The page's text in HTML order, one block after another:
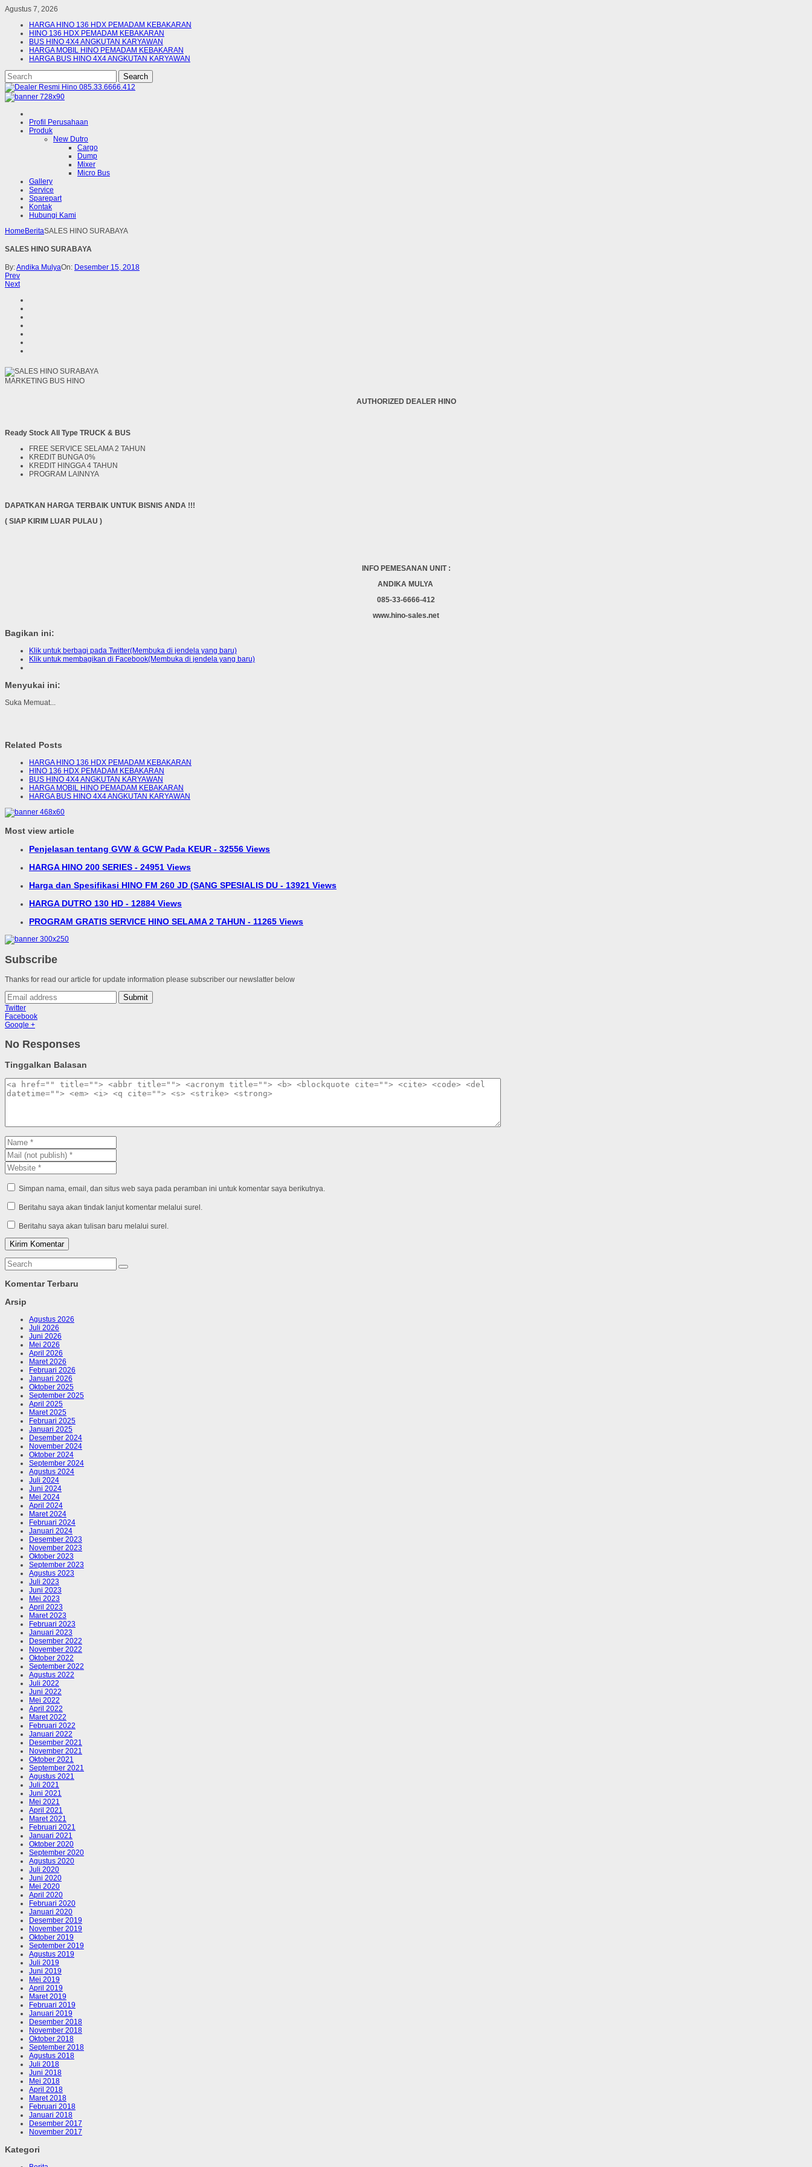
Agustus 7, 2026
HARGA HINO 136 HDX PEMADAM KEBAKARAN
HINO 136 HDX PEMADAM KEBAKARAN
BUS HINO 4X4 ANGKUTAN KARYAWAN
HARGA MOBIL HINO PEMADAM KEBAKARAN
HARGA BUS HINO 4X4 ANGKUTAN KARYAWAN
Profil Perusahaan
Produk
New Dutro
Cargo
Dump
Mixer
Micro Bus
Gallery
Service
Sparepart
Kontak
Hubungi Kami
Home BeritaSALES HINO SURABAYA
SALES HINO SURABAYA
By:Andika MulyaOn: Desember 15, 2018
Prev
Next
MARKETING BUS HINO
AUTHORIZED DEALER HINO
Ready Stock All Type TRUCK & BUS
FREE SERVICE SELAMA 2 TAHUN
KREDIT BUNGA 0%
KREDIT HINGGA 4 TAHUN
PROGRAM LAINNYA
DAPATKAN HARGA TERBAIK UNTUK BISNIS ANDA !!!
( SIAP KIRIM LUAR PULAU )
INFO PEMESANAN UNIT :
ANDIKA MULYA
085-33-6666-412
www.hino-sales.net
Bagikan ini:
Klik untuk berbagi pada Twitter(Membuka di jendela yang baru)
Klik untuk membagikan di Facebook(Membuka di jendela yang baru)
Menyukai ini:
Suka Memuat...
Related Posts
HARGA HINO 136 HDX PEMADAM KEBAKARAN
HINO 136 HDX PEMADAM KEBAKARAN
BUS HINO 4X4 ANGKUTAN KARYAWAN
HARGA MOBIL HINO PEMADAM KEBAKARAN
HARGA BUS HINO 4X4 ANGKUTAN KARYAWAN
Most view article
Penjelasan tentang GVW & GCW Pada KEUR - 32556 Views
HARGA HINO 200 SERIES - 24951 Views
Harga dan Spesifikasi HINO FM 260 JD (SANG SPESIALIS DU - 13921 Views
HARGA DUTRO 130 HD - 12884 Views
PROGRAM GRATIS SERVICE HINO SELAMA 2 TAHUN - 11265 Views
Subscribe
Thanks for read our article for update information please subscriber our newslatter below
Submit
Twitter
Facebook
Google +
No Responses
Tinggalkan Balasan
Simpan nama, email, dan situs web saya pada peramban ini untuk komentar saya berikutnya.
Beritahu saya akan tindak lanjut komentar melalui surel.
Beritahu saya akan tulisan baru melalui surel.
Komentar Terbaru
Arsip
Agustus 2026
Juli 2026
Juni 2026
Mei 2026
April 2026
Maret 2026
Februari 2026
Januari 2026
Oktober 2025
September 2025
April 2025
Maret 2025
Februari 2025
Januari 2025
Desember 2024
November 2024
Oktober 2024
September 2024
Agustus 2024
Juli 2024
Juni 2024
Mei 2024
April 2024
Maret 2024
Februari 2024
Januari 2024
Desember 2023
November 2023
Oktober 2023
September 2023
Agustus 2023
Juli 2023
Juni 2023
Mei 2023
April 2023
Maret 2023
Februari 2023
Januari 2023
Desember 2022
November 2022
Oktober 2022
September 2022
Agustus 2022
Juli 2022
Juni 2022
Mei 2022
April 2022
Maret 2022
Februari 2022
Januari 2022
Desember 2021
November 2021
Oktober 2021
September 2021
Agustus 2021
Juli 2021
Juni 2021
Mei 2021
April 2021
Maret 2021
Februari 2021
Januari 2021
Oktober 2020
September 2020
Agustus 2020
Juli 2020
Juni 2020
Mei 2020
April 2020
Februari 2020
Januari 2020
Desember 2019
November 2019
Oktober 2019
September 2019
Agustus 2019
Juli 2019
Juni 2019
Mei 2019
April 2019
Maret 2019
Februari 2019
Januari 2019
Desember 2018
November 2018
Oktober 2018
September 2018
Agustus 2018
Juli 2018
Juni 2018
Mei 2018
April 2018
Maret 2018
Februari 2018
Januari 2018
Desember 2017
November 2017
Kategori